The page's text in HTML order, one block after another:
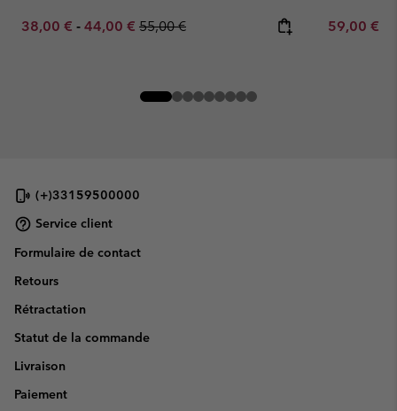
Minimum sale price:
38,00 € - Maximum sale price:
44,00 € Regular price:
55,00 € Minimum
59,00 €
(+)33159500000
Service client
Formulaire de contact
Retours
Rétractation
Statut de la commande
Livraison
Paiement